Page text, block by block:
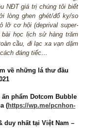
và cộng đồng đầu
sao (*)
đúc kết “contrarian” dễ
NĐT giá trị chúng
bởi lòng ghen ghét/đố
bỏ lỡ cơ hội (deprival
bài học lịch sử hàng
toàn cầu, đi lạc xa
cách đáng tiếc…
về những lá thư
2021